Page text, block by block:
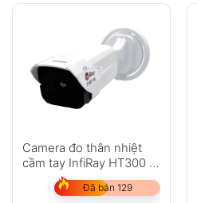
Camera đo thân nhiệt
cầm tay InfiRay HT300 (0
~ 60°C, độ chính xác
0,5°C)
Đã bán 129